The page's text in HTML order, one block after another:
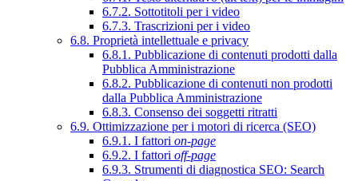
6.7.2. Sottotitoli per i video
6.7.3. Trascrizioni per i video
6.8. Proprietà intellettuale e privacy
6.8.1. Pubblicazione di contenuti prodotti dalla
Pubblica Amministrazione
6.8.2. Pubblicazione di contenuti non prodotti
dalla Pubblica Amministrazione
6.8.3. Consenso dei soggetti ritratti
6.9. Ottimizzazione per i motori di ricerca (SEO)
6.9.1. I fattori on-page
6.9.2. I fattori off-page
6.9.3. Strumenti di diagnostica SEO: Search